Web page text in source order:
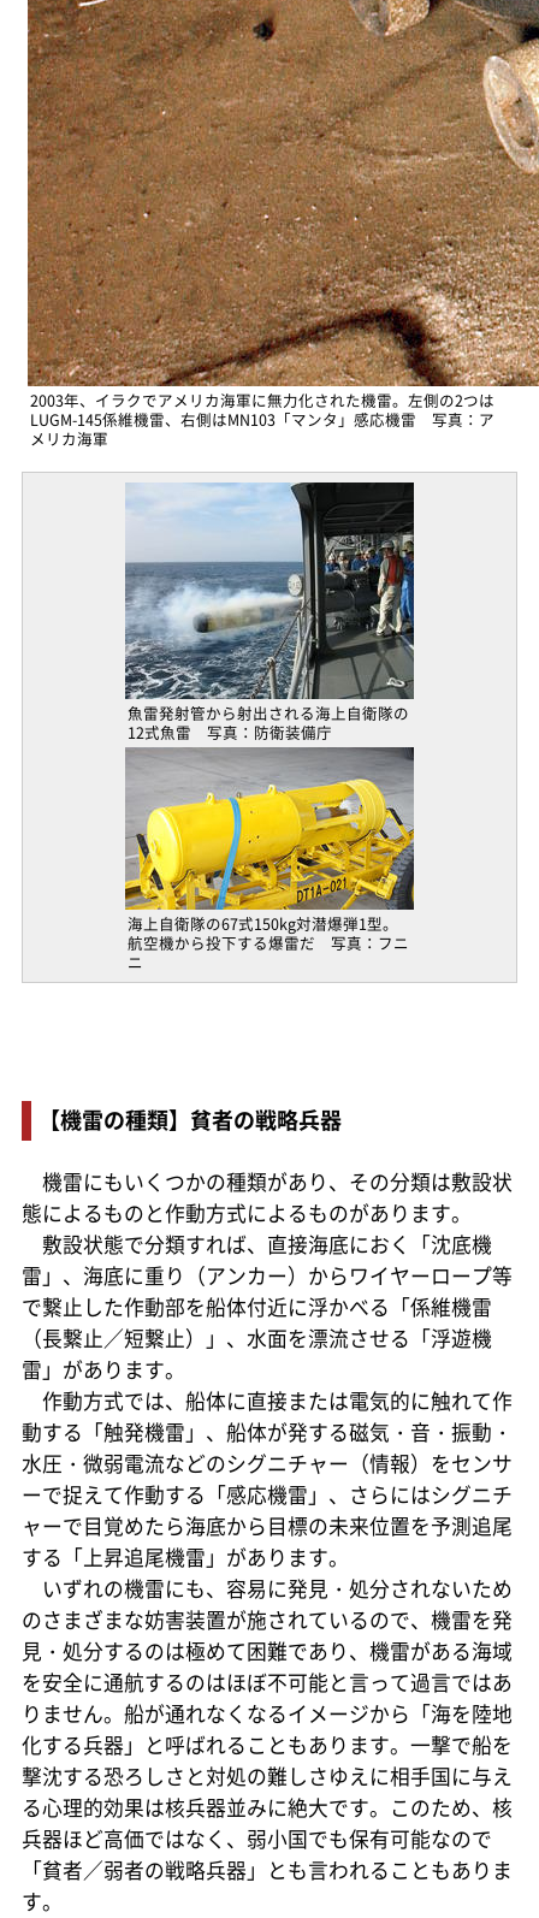
2003年、イラクでアメリカ海軍に無力化された機雷。左側の2つは
LUGM-145係維機雷、右側はMN103「マンタ」感応機雷 写真：ア
メリカ海軍
魚雷発射管から射出される海上自衛隊の
12式魚雷 写真：防衛装備庁
海上自衛隊の67式150kg対潜爆弾1型。
航空機から投下する爆雷だ 写真：フニ
ニ
【機雷の種類】貧者の戦略兵器
機雷にもいくつかの種類があり、その分類は敷設状
態によるものと作動方式によるものがあります。
敷設状態で分類すれば、直接海底におく「沈底機
雷」、海底に重り（アンカー）からワイヤーロープ等
で繋止した作動部を船体付近に浮かべる「係維機雷
（長繋止／短繋止）」、水面を漂流させる「浮遊機
雷」があります。
作動方式では、船体に直接または電気的に触れて作
動する「触発機雷」、船体が発する磁気・音・振動・
水圧・微弱電流などのシグニチャー（情報）をセンサ
ーで捉えて作動する「感応機雷」、さらにはシグニチ
ャーで目覚めたら海底から目標の未来位置を予測追尾
する「上昇追尾機雷」があります。
いずれの機雷にも、容易に発見・処分されないため
のさまざまな妨害装置が施されているので、機雷を発
見・処分するのは極めて困難であり、機雷がある海域
を安全に通航するのはほぼ不可能と言って過言ではあ
りません。船が通れなくなるイメージから「海を陸地
化する兵器」と呼ばれることもあります。一撃で船を
撃沈する恐ろしさと対処の難しさゆえに相手国に与え
る心理的効果は核兵器並みに絶大です。このため、核
兵器ほど高価ではなく、弱小国でも保有可能なので
「貧者／弱者の戦略兵器」とも言われることもありま
す。